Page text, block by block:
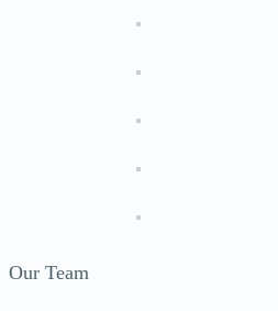
Our Team